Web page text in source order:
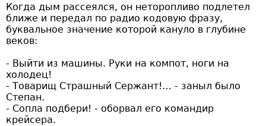
Когда дым рассеялся, он неторопливо подлетел
ближе и передал по радио кодовую фразу,
буквальное значение которой кануло в глубине
веков:
- Выйти из машины. Руки на компот, ноги на
холодец!
- Товарищ Страшный Сержант!… - заныл было
Степан.
- Сопла подбери! - оборвал его командир
крейсера.